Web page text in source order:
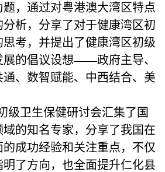
，通过对粤港澳大湾区特点
析，分享了对于健康湾区初
考，并提出了健康湾区初级
展的倡议设想——政府主导、
、数智赋能、中西结合、美
级卫生保健研讨会汇集了国
的知名专家，分享了我国在
成功经验和关注重点，不仅
了方向，也全面提升仁化县